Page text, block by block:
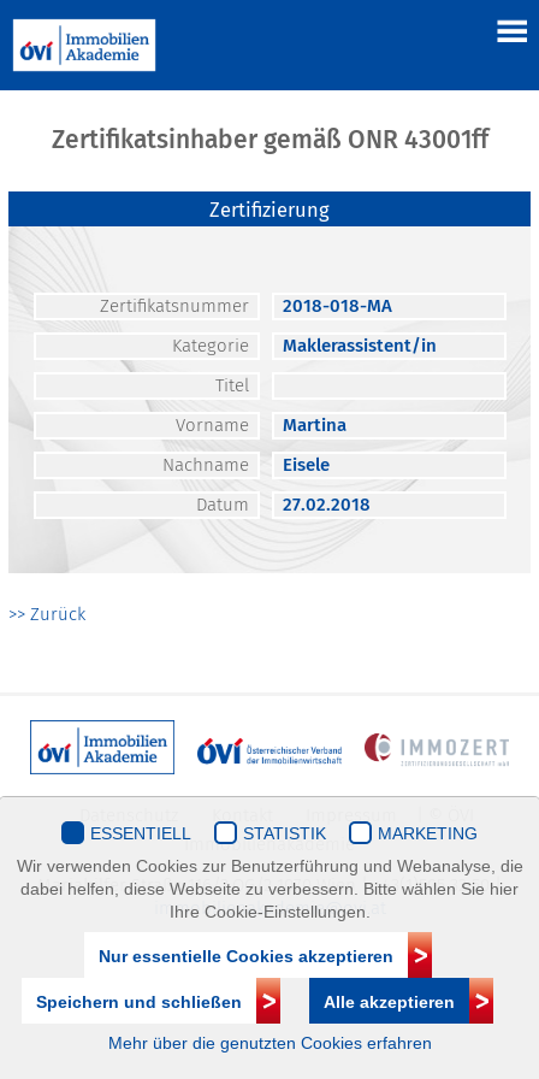
Zertifikatsinhaber gemäß ONR 43001ff
Zertifizierung
Zertifikatsnummer
2018-018-MA
Kategorie
Maklerassistent/in
Titel
Vorname
Martina
Nachname
Eisele
Datum
27.02.2018
>> Zurück
Immobilienakademie
Mariahilfer Straße 116/2.OG/2 1070 Wien | +43(1)505 32 50 |
immobilienakademie@ovi.at
ESSENTIELL STATISTIK
MARKETING
Wir verwenden Cookies zur Benutzerführung und Webanalyse, die
dabei helfen, diese Webseite zu verbessern. Bitte wählen Sie hier
Ihre Cookie-Einstellungen.
Nur essentielle Cookies akzeptieren
Speichern und schließen Alle akzeptieren
Mehr über die genutzten Cookies erfahren